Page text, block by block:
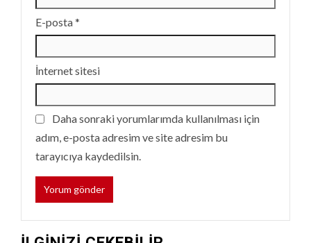
E-posta*
İnternet sitesi
Daha sonraki yorumlarımda kullanılması için
adım, e-posta adresim ve site adresim bu
tarayıcıya kaydedilsin.